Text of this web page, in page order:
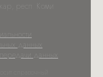
респ. Коми
данных
данных